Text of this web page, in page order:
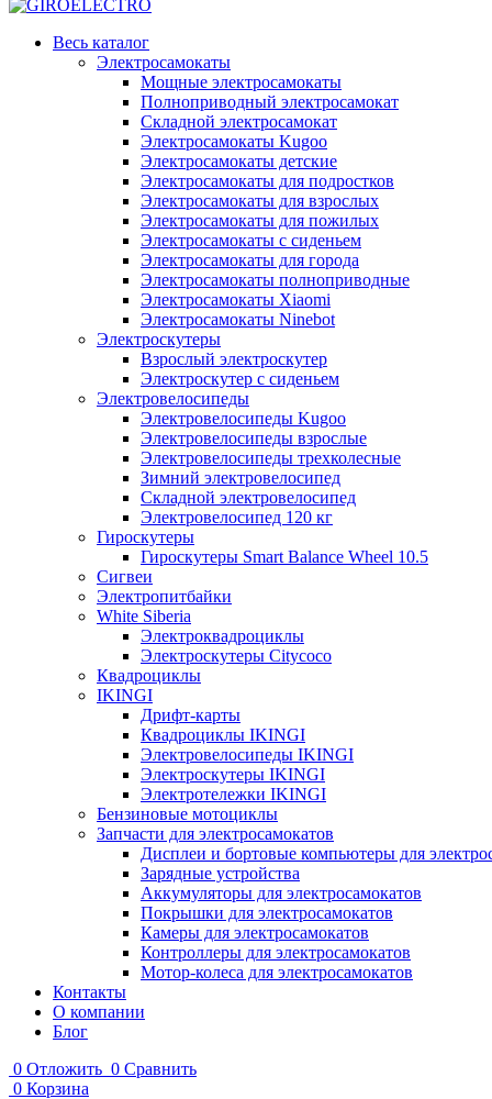
Весь каталог
Электросамокаты
Мощные электросамокаты
Полноприводный электросамокат
Складной электросамокат
Электросамокаты Kugoo
Электросамокаты детские
Электросамокаты для подростков
Электросамокаты для взрослых
Электросамокаты для пожилых
Электросамокаты с сиденьем
Электросамокаты для города
Электросамокаты полноприводные
Электросамокаты Xiaomi
Электросамокаты Ninebot
Электроскутеры
Взрослый электроскутер
Электроскутер с сиденьем
Электровелосипеды
Электровелосипеды Kugoo
Электровелосипеды взрослые
Электровелосипеды трехколесные
Зимний электровелосипед
Складной электровелосипед
Электровелосипед 120 кг
Гироскутеры
Гироскутеры Smart Balance Wheel 10.5
Сигвеи
Электропитбайки
White Siberia
Электроквадроциклы
Электроскутеры Citycoco
Квадроциклы
IKINGI
Дрифт-карты
Квадроциклы IKINGI
Электровелосипеды IKINGI
Электроскутеры IKINGI
Электротележки IKINGI
Бензиновые мотоциклы
Запчасти для электросамокатов
Дисплеи и бортовые компьютеры для
Зарядные устройства
Аккумуляторы для электросамокатов
Покрышки для электросамокатов
Камеры для электросамокатов
Контроллеры для электросамокатов
Мотор-колеса для электросамокатов
Контакты
О компании
Блог
0 Отложить 0 Сравнить
0 Корзина